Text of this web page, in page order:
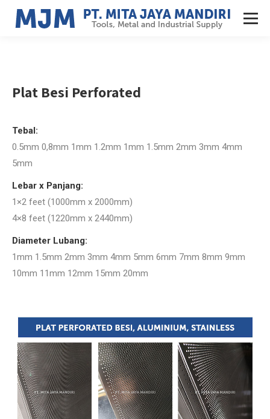
Plat Besi Perforated
Tebal:
0.5mm 0,8mm 1mm 1.2mm 1mm 1.5mm 2mm 3mm 4mm
5mm
Lebar x Panjang:
1×2 feet (1000mm x 2000mm)
4×8 feet (1220mm x 2440mm)
Diameter Lubang:
1mm 1.5mm 2mm 3mm 4mm 5mm 6mm 7mm 8mm 9mm
10mm 11mm 12mm 15mm 20mm